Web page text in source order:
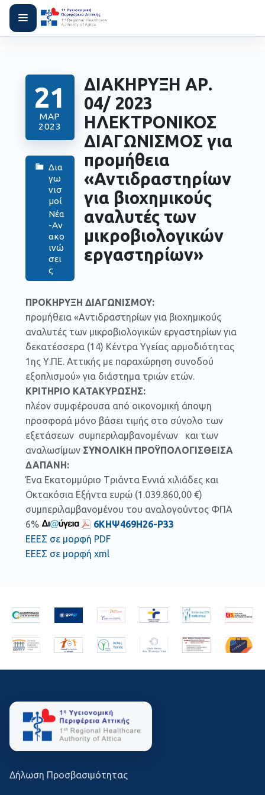
21
ΜΑΡ
2023
Δια
γω
νισ
μοί
Νέα
-Αν
ακο
ινώ
σει
ς
ΔΙΑΚΗΡΥΞΗ ΑΡ.
04/ 2023
ΗΛΕΚΤΡΟΝΙΚΟΣ
ΔΙΑΓΩΝΙΣΜΟΣ για
προμήθεια
«Αντιδραστηρίων
για βιοχημικούς
αναλυτές των
μικροβιολογικών
εργαστηρίων»
ΠΡΟΚΗΡΥΞΗ ΔΙΑΓΩΝΙΣΜΟΥ:
προμήθεια «Αντιδραστηρίων για βιοχημικούς
αναλυτές των μικροβιολογικών εργαστηρίων για
δεκατέσσερα (14) Κέντρα Υγείας αρμοδιότητας
1ης Υ.ΠΕ. Αττικής με παραχώρηση συνοδού
εξοπλισμού» για διάστημα τριών ετών.
ΚΡΙΤΗΡΙΟ ΚΑΤΑΚΥΡΩΣΗΣ:
πλέον συμφέρουσα από οικονομική άποψη
προσφορά μόνο βάσει τιμής στο σύνολο των
εξετάσεων συμπεριλαμβανομένων και των
αναλωσίμων ΣΥΝΟΛΙΚΗ ΠΡΟΫΠΟΛΟΓΙΣΘΕΙΣΑ
ΔΑΠΑΝΗ:
Ένα Εκατομμύριο Tριάντα Εννιά χιλιάδες και
Οκτακόσια Εξήντα ευρώ (1.039.860,00 €)
συμπεριλαμβανομένου του αναλογούντος ΦΠΑ
6%
6ΚΗΨ469Η26-Ρ33
ΕΕΕΣ σε μορφή PDF
ΕΕΕΣ σε μορφή xml
Δήλωση Προσβασιμότητας